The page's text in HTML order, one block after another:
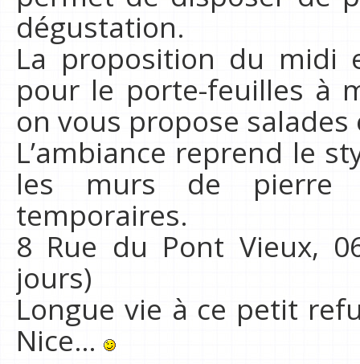
dégustation.
La proposition du midi
pour le porte-feuilles à
on vous propose
L’ambiance reprend le
les murs de pierre
temporaires.
8 Rue du Pont Vieux,
jours)
Longue vie à ce petit
Nice…